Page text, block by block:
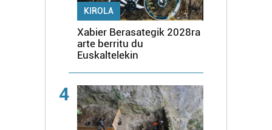
KIROLA
Xabier Berasategik 2028ra
arte berritu du
Euskaltelekin
4